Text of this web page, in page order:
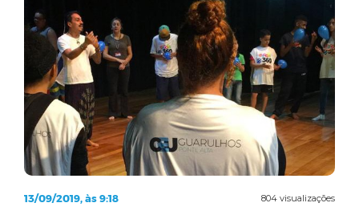
804 visualizações
13/09/2019, às 9:18